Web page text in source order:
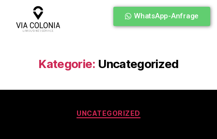
WhatsApp-Anfrage
Kategorie: Uncategorized
UNCATEGORIZED